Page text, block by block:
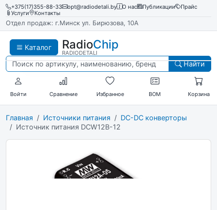
+375(17)355-88-33 opt@radiodetali.by О нас Публикации
Прайс
Услуги
Контакты
Отдел продаж: г.Минск ул. Бирюзова, 10А
Каталог RadioChip
RADIODETALI
Найти
Войти Сравнение Избранное BOM Корзина
Главная Источники питания
DC-DC конверторы
Источник питания DCW12B-12